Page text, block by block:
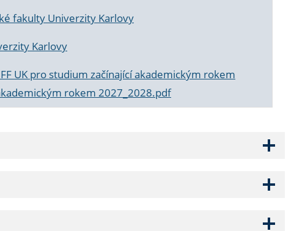
fakulty Univerzity Karlovy
Karlovy
UK pro studium začínající akademickým rokem
rokem 2027_2028.pdf